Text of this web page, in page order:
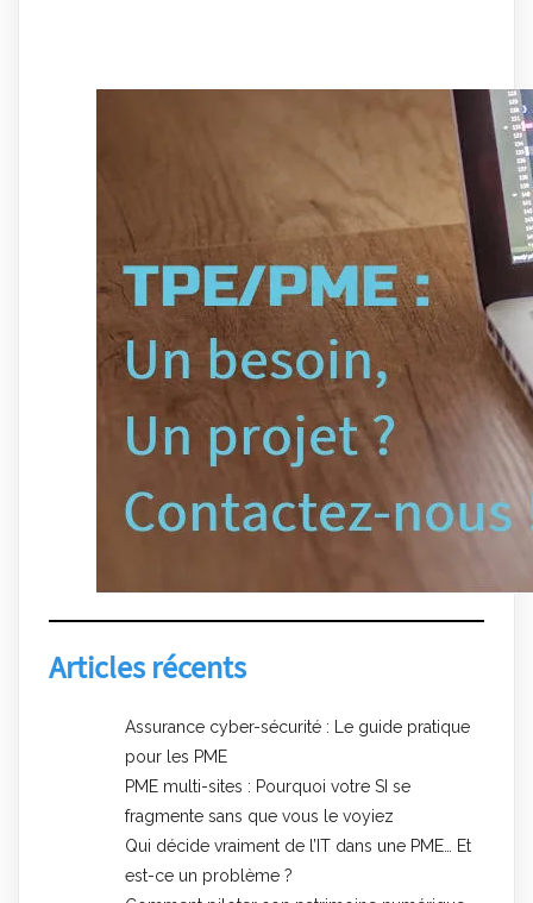
Articles récents
Assurance cyber-sécurité : Le guide pratique
pour les PME
PME multi-sites : Pourquoi votre SI se
fragmente sans que vous le voyiez
Qui décide vraiment de l’IT dans une PME… Et
est-ce un problème ?